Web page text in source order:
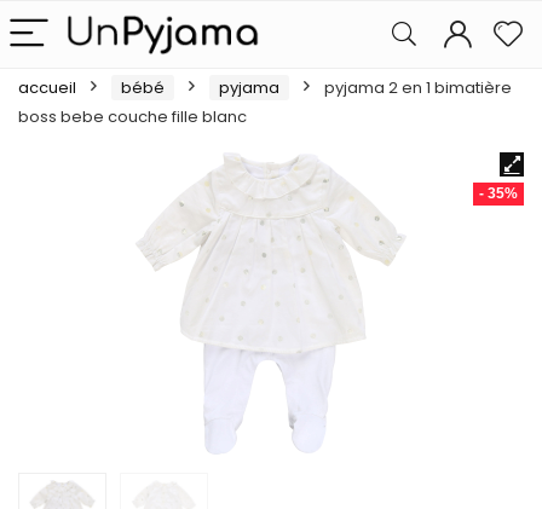
accueil bébé pyjama
pyjama 2 en 1 bimatière
boss bebe couche fille blanc
- 35%